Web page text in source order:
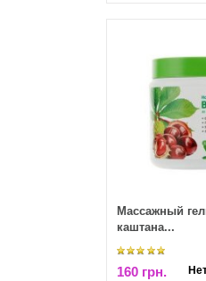
Массажный
каштана...
160 грн.